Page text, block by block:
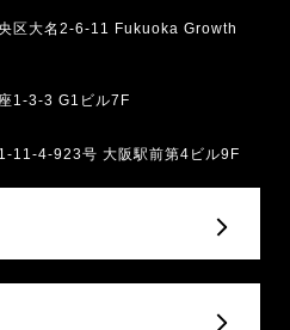
区大名2-6-11 Fukuoka Growth
1-3-3 G1ビル7F
4-923号 大阪駅前第4ビル9F